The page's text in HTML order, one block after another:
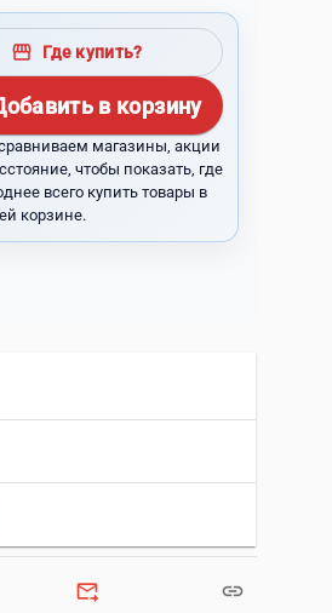
storefront Где купить?
в корзину
магазины, акции
чтобы показать, где
всего купить товары в
корзине.
forward_to_inbox link